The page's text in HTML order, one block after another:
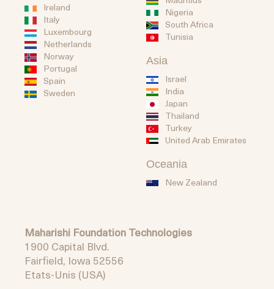
Ireland
Italy
Luxembourg
Netherlands
Norway
Portugal
Spain
Sweden
Nigeria
South Africa
Tunisia
Asia
Israel
India
Japan
Thailand
Turkey
United Arab Emirates
Oceania
New Zealand
Maharishi Foundation Technologies
1900 Capital Blvd.
Fairfield, Iowa 52556
Etats-Unis (USA)